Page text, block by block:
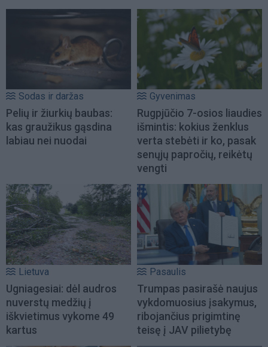
Sodas ir daržas
Pelių ir žiurkių baubas:
kas graužikus gąsdina
labiau nei nuodai
Gyvenimas
Rugpjūčio 7-osios liaudies
išmintis: kokius ženklus
verta stebėti ir ko, pasak
senųjų papročių, reikėtų
vengti
Lietuva
Ugniagesiai: dėl audros
nuverstų medžių į
iškvietimus vykome 49
kartus
Pasaulis
Trumpas pasirašė naujus
vykdomuosius įsakymus,
ribojančius prigimtinę
teisę į JAV pilietybę